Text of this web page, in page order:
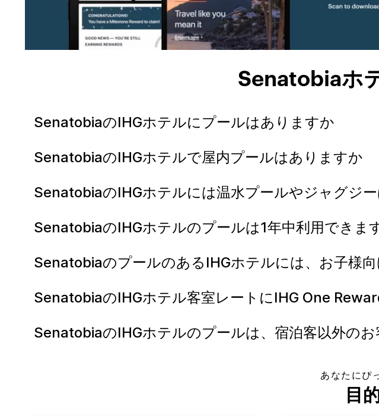
Senatobiaホ
SenatobiaのIHGホテルにプールはありますか
SenatobiaのIHGホテルで屋内プールはありますか
SenatobiaのIHGホテルには温水プールやジャグジ
SenatobiaのIHGホテルのプールは1年中利用できま
SenatobiaのプールのあるIHGホテルには、お子様
SenatobiaのIHGホテル客室レートにIHG One
SenatobiaのIHGホテルのプールは、宿泊客以外の
あなたにぴ
目